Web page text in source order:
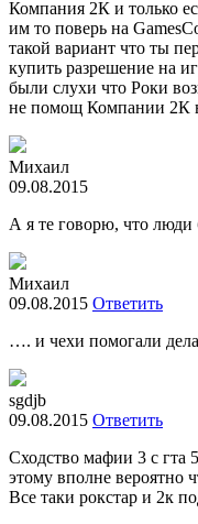
Компания 2К и только
им то поверь на
такой вариант что ты
купить разрешение на
были слухи что Роки
не помощ Компании 2К
Михаил
09.08.2015
А я те говорю, что
Михаил
09.08.2015 Ответить
…. и чехи помогали
sgdjb
09.08.2015 Ответить
Сходство мафии 3 с гта
этому вполне вероятно
Все таки рокстар и 2к